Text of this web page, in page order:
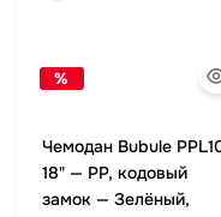
%
Чемодан Bubule
18" — PP, кодовый
замок — Зелёный,